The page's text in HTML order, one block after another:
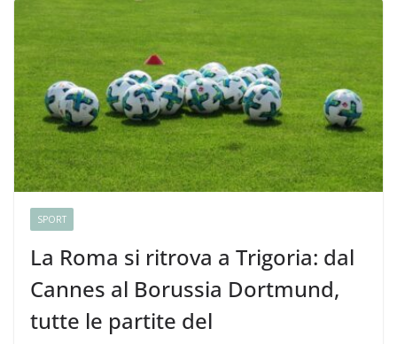
SPORT
La Roma si ritrova a Trigoria: dal
Cannes al Borussia Dortmund,
tutte le partite del